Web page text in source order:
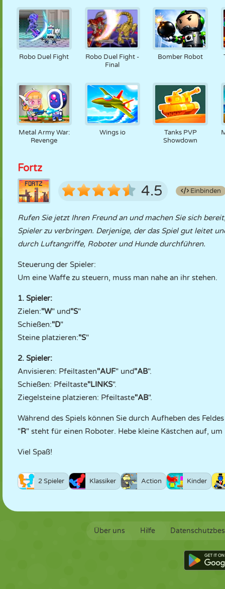
Robo Duel Fight
Robo Duel Fight -
Final
Bomber Robot
Metal Army War:
Revenge
Wings io
Tanks PVP
Showdown
Fortz
4.5 Einbinden
Rufen Sie jetzt Ihren Freund an und machen Sie sich
Spieler zu verbringen. Derjenige, der das Spiel gut leitet
durch Luftangriffe, Roboter und Hunde durchführen.
Steuerung der Spieler:
Um eine Waffe zu steuern, muss man nahe an ihr stehen.
1. Spieler:
Zielen:"W" und"S"
Schießen:"D"
Steine platzieren:"S"
2. Spieler:
Anvisieren: Pfeiltasten"AUF" und"AB".
Schießen: Pfeiltaste"LINKS".
Ziegelsteine platzieren: Pfeiltaste"AB".
Während des Spiels können Sie durch Aufheben des
"R" steht für einen Roboter. Hebe kleine Kästchen auf,
Viel Spaß!
2 Spieler Klassiker Action Kinder
Über uns Hilfe